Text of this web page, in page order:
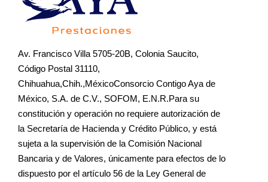
Av. Francisco Villa 5705-20B, Colonia Saucito,
Código Postal 31110,
Chihuahua,Chih.,MéxicoConsorcio Contigo Aya de
México, S.A. de C.V., SOFOM, E.N.R.Para su
constitución y operación no requiere autorización de
la Secretaría de Hacienda y Crédito Público, y está
sujeta a la supervisión de la Comisión Nacional
Bancaria y de Valores, únicamente para efectos de lo
dispuesto por el artículo 56 de la Ley General de